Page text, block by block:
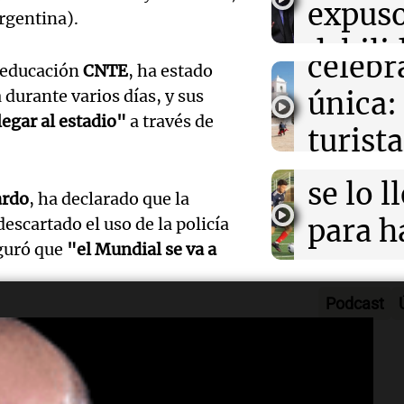
CNTE, ha estado
varios días, y sus
al estadio" a través de
, ha declarado que la
el uso de la policía
que "el Mundial se va a
bloqueos son una
en el país, subrayando
qué mal está la
hacerle
regresó"
Una
Episodios
del
Una
Episodios
una
única:
Toreo
Una
Episodios
Audio.
"Tres
se lo
para
nunca
Audio.
9.000
del
Podcast